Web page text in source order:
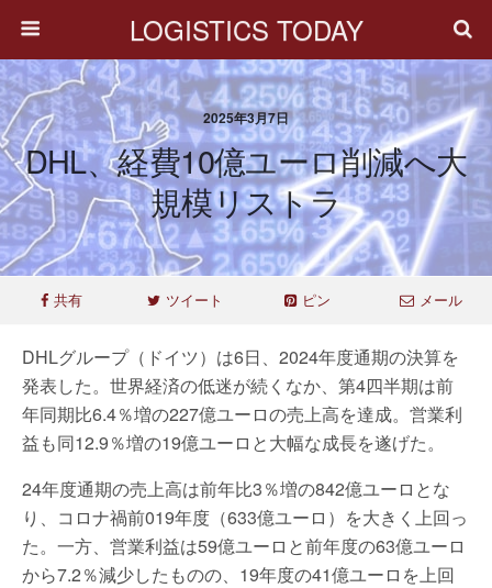
LOGISTICS TODAY
2025年3月7日
DHL、経費10億ユーロ削減へ大
規模リストラ
共有 ツイート ピン メール
DHLグループ（ドイツ）は6日、2024年度通期の決算を
発表した。世界経済の低迷が続くなか、第4四半期は前
年同期比6.4％増の227億ユーロの売上高を達成。営業利
益も同12.9％増の19億ユーロと大幅な成長を遂げた。
24年度通期の売上高は前年比3％増の842億ユーロとな
り、コロナ禍前019年度（633億ユーロ）を大きく上回っ
た。一方、営業利益は59億ユーロと前年度の63億ユーロ
から7.2％減少したものの、19年度の41億ユーロを上回